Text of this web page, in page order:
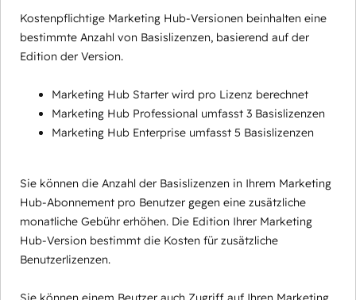
Kostenpflichtige Marketing Hub-Versionen beinhalten eine
bestimmte Anzahl von Basislizenzen, basierend auf der
Edition der Version.
Marketing Hub Starter wird pro Lizenz berechnet
Marketing Hub Professional umfasst 3 Basislizenzen
Marketing Hub Enterprise umfasst 5 Basislizenzen
Sie können die Anzahl der Basislizenzen in Ihrem Marketing
Hub-Abonnement pro Benutzer gegen eine zusätzliche
monatliche Gebühr erhöhen. Die Edition Ihrer Marketing
Hub-Version bestimmt die Kosten für zusätzliche
Benutzerlizenzen.